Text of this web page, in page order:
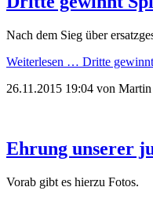
Nach dem Sieg über
Weiterlesen … Dritte
26.11.2015 19:04 von
Ehrung unserer
Vorab gibt es hierzu Fotos.